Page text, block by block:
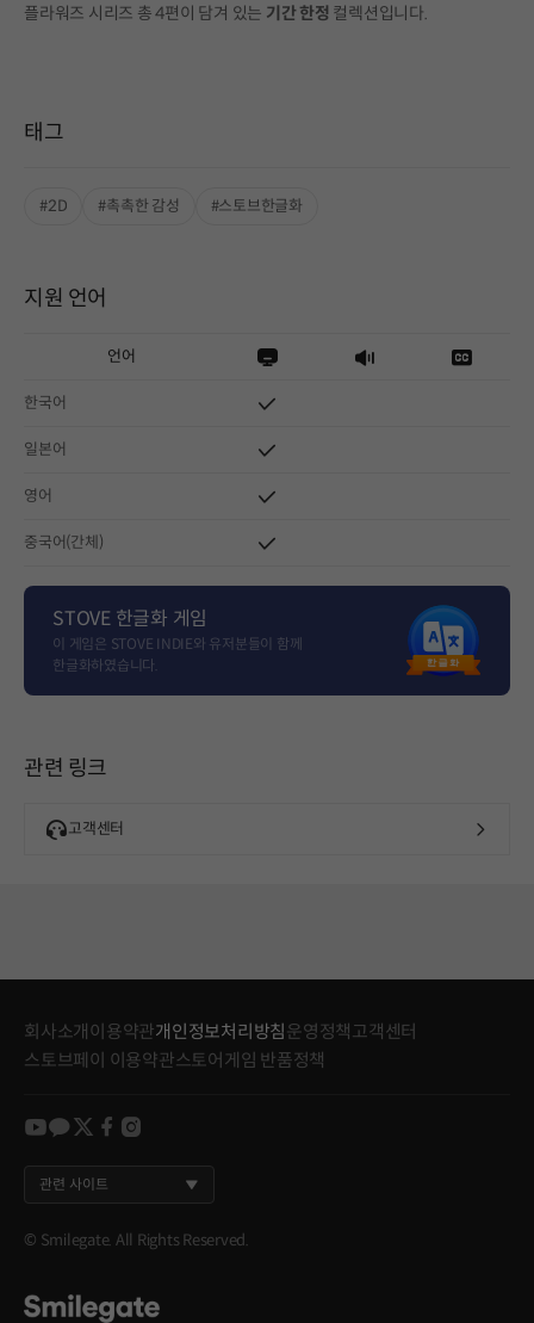
플라워즈 시리즈 총 4편이 담겨 있는 기간 한정 컬렉션입니다.
태그
#2D #촉촉한 감성 #스토브한글화
지원 언어
언어
한국어
일본어
영어
중국어(간체)
STOVE 한글화 게임
이 게임은 STOVE INDIE와 유저분들이 함께
한글화하였습니다.
관련 링크
고객센터
회사소개이용약관개인정보처리방침 운영정책고객센터
스토브페이 이용약관스토어게임 반품정책
youtube
kakao
twitter
facebook
instagram
관련 사이트
© Smilegate. All Rights Reserved.